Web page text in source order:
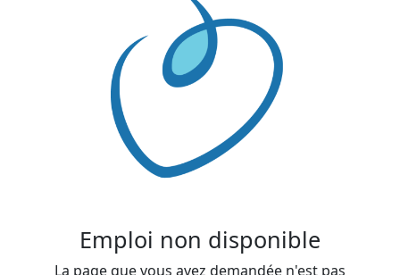
Emploi non disponible
La page que vous avez demandée n'est pas